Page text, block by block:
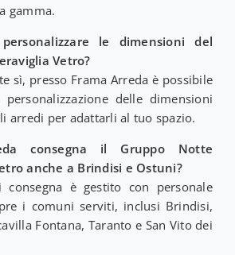
gamma.
le dimensioni del
Vetro?
sì, presso Frama Arreda è possibile
delle dimensioni
arredi per adattarli al tuo spazio.
consegna il Gruppo Notte
anche a Brindisi e Ostuni?
è gestito con personale
i comuni serviti, inclusi Brindisi,
Fontana, Taranto e San Vito dei